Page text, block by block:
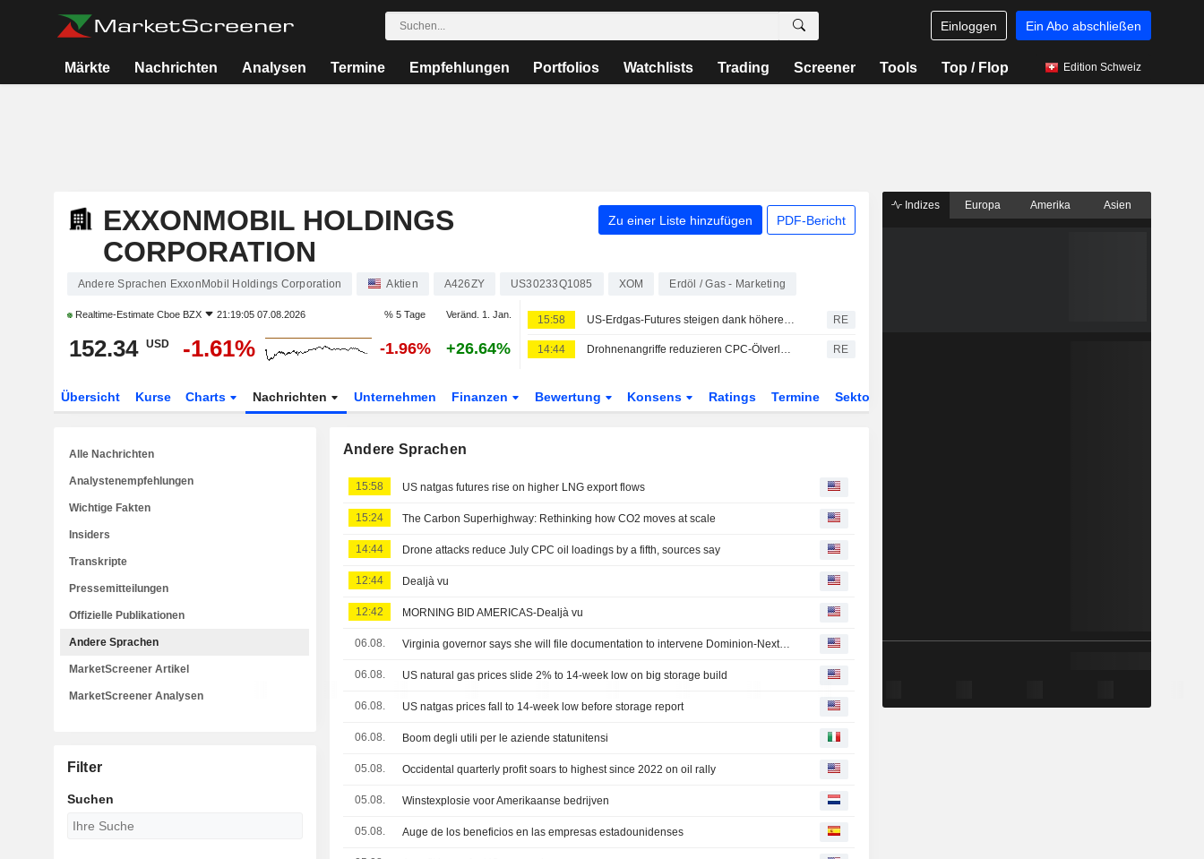
Einloggen Ein Abo abschließen
Märkte Nachrichten Analysen Termine Empfehlungen Portfolios Watchlists Trading Screener Tools Top / Flop Edition Schweiz
EXXONMOBIL HOLDINGS
CORPORATION
Zu einer Liste hinzufügen PDF-Bericht
Andere Sprachen ExxonMobil Holdings Corporation Aktien A426ZY US30233Q1085 XOM Erdöl / Gas - Marketing
Realtime-Estimate Cboe BZX 21:19:05 07.08.2026 % 5 Tage Veränd. 1. Jan.
152.34 USD -1.61% -1.96% +26.64%
15:58 US-Erdgas-Futures steigen dank höherer LNG-Exportströme RE
14:44 Drohnenangriffe reduzieren CPC-Ölverladungen im Juli um ein Fünftel, sagen Quellen RE
Übersicht Kurse Charts Nachrichten Unternehmen Finanzen Bewertung Konsens Ratings Termine Sektor
Andere Sprachen
15:58 US natgas futures rise on higher LNG export flows
15:24 The Carbon Superhighway: Rethinking how CO2 moves at scale
14:44 Drone attacks reduce July CPC oil loadings by a fifth, sources say
12:44 Dealjà vu
12:42 MORNING BID AMERICAS-Dealjà vu
06.08. Virginia governor says she will file documentation to intervene Dominion-NextEra merger
06.08. US natural gas prices slide 2% to 14-week low on big storage build
06.08. US natgas prices fall to 14-week low before storage report
06.08. Boom degli utili per le aziende statunitensi
05.08. Occidental quarterly profit soars to highest since 2022 on oil rally
05.08. Winstexplosie voor Amerikaanse bedrijven
05.08. Auge de los beneficios en las empresas estadounidenses
Alle Nachrichten
Analystenempfehlungen
Wichtige Fakten
Insiders
Transkripte
Pressemitteilungen
Offizielle Publikationen
Andere Sprachen
MarketScreener Artikel
MarketScreener Analysen
Filter
Suchen
Indizes Europa Amerika Asien